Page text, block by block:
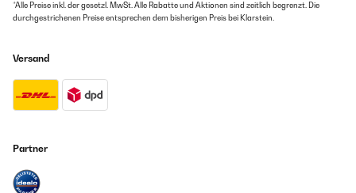
*Alle Preise inkl. der gesetzl. MwSt. Alle Rabatte und Aktionen sind zeitlich begrenzt. Die
durchgestrichenen Preise entsprechen dem bisherigen Preis bei Klarstein.
Versand
Partner